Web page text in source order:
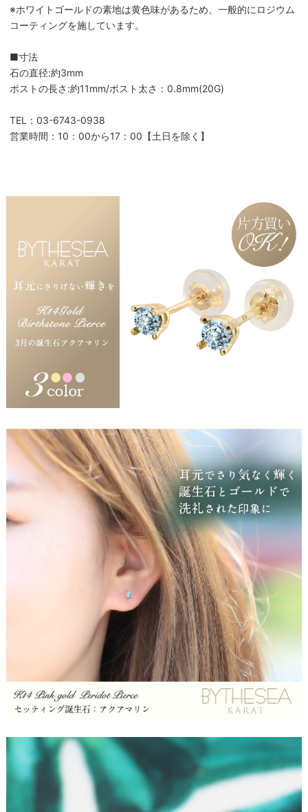
※ホワイトゴールドの素地は黄色味があるため、一般的にロジウム
コーティングを施しています。
■寸法
石の直径:約3mm
ポストの長さ:約11mm/ポスト太さ：0.8mm(20G)
TEL：03-6743-0938
営業時間：10：00から17：00【土日を除く】